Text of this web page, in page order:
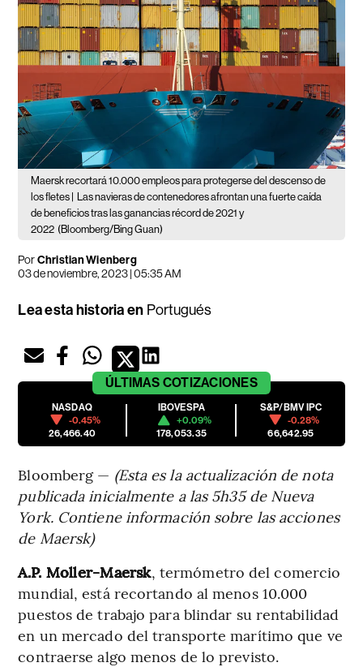
Maersk recortará 10.000 empleos para protegerse del descenso de
los fletes |
Las navieras de contenedores afrontan una fuerte caída
de beneficios tras las ganancias récord de 2021 y
2022 (Bloomberg/Bing Guan)
PorChristian Wienberg
03 de noviembre, 2023 | 05:35 AM
Lea esta historia en Portugués
ÚLTIMAS COTIZACIONES
NASDAQ
-0.45%
26,466.40
IBOVESPA
+0.09%
178,053.35
S&P/BMV IPC
-0.28%
66,642.95
Bloomberg — (Esta es la actualización de nota
publicada inicialmente a las 5h35 de Nueva
York. Contiene información sobre las acciones
de Maersk)
A.P. Moller-Maersk, termómetro del comercio
mundial, está recortando al menos 10.000
puestos de trabajo para blindar su rentabilidad
en un mercado del transporte marítimo que ve
contraerse algo menos de lo previsto.